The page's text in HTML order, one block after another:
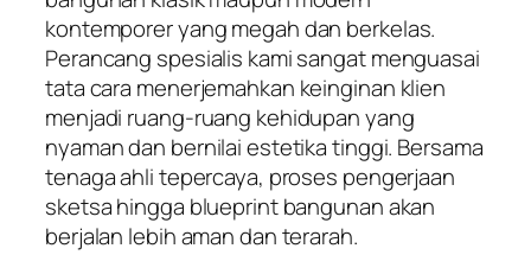
kontemporer yang megah dan berkelas.
Perancang spesialis kami sangat menguasai
tata cara menerjemahkan keinginan klien
menjadi ruang-ruang kehidupan yang
nyaman dan bernilai estetika tinggi. Bersama
tenaga ahli tepercaya, proses pengerjaan
sketsa hingga blueprint bangunan akan
berjalan lebih aman dan terarah.